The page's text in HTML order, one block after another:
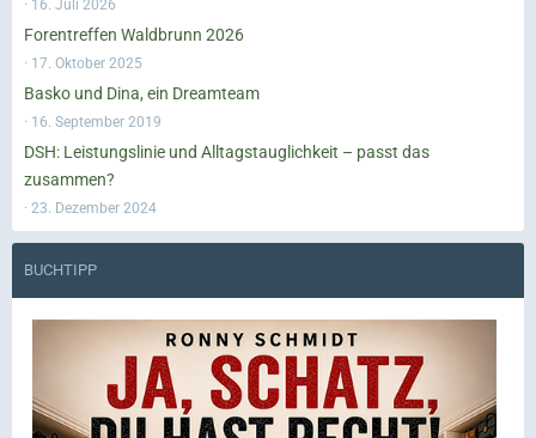
16. Juli 2026
Forentreffen Waldbrunn 2026
17. Oktober 2025
Basko und Dina, ein Dreamteam
16. September 2019
DSH: Leistungslinie und Alltagstauglichkeit – passt das
zusammen?
23. Dezember 2024
BUCHTIPP